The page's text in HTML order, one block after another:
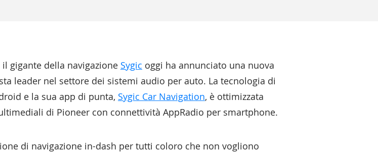
gigante della navigazione Sygic oggi ha annunciato una nuova
leader nel settore dei sistemi audio per auto. La tecnologia di
e la sua app di punta, Sygic Car Navigation, è ottimizzata
di Pioneer con connettività AppRadio per smartphone.
di navigazione in-dash per tutti coloro che non vogliono